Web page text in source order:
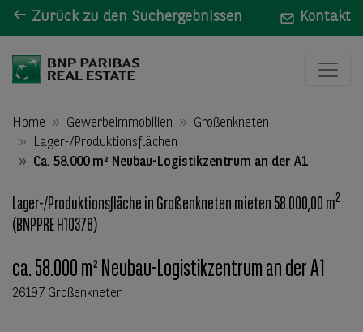
Zurück zu den Suchergebnissen Kontakt
Home Gewerbeimmobilien
Großenkneten
Lager-/Produktionsflächen
Ca. 58.000 m² Neubau-Logistikzentrum an der A1
Lager-/Produktionsfläche in Großenkneten mieten 58.000,00 m2
(BNPPRE H10378)
ca. 58.000 m² Neubau-Logistikzentrum an der A1
26197 Großenkneten